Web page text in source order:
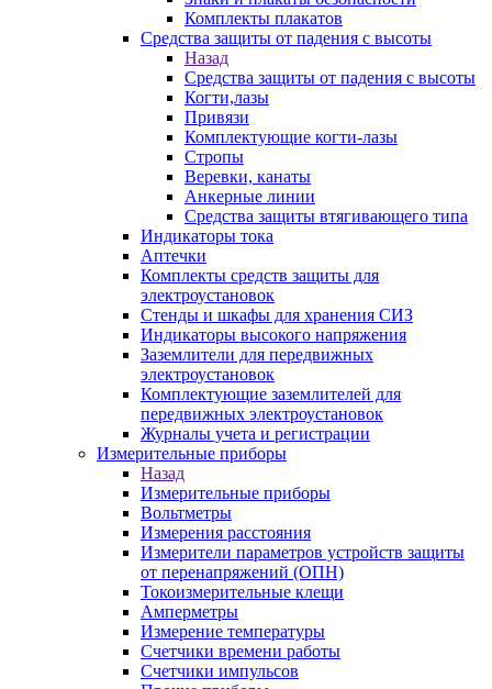
Комплекты плакатов
Средства защиты от падения с высоты
Назад
Средства защиты от падения с высоты
Когти,лазы
Привязи
Комплектующие когти-лазы
Стропы
Веревки, канаты
Анкерные линии
Средства защиты втягивающего типа
Индикаторы тока
Аптечки
Комплекты средств защиты для
электроустановок
Стенды и шкафы для хранения СИЗ
Индикаторы высокого напряжения
Заземлители для передвижных
электроустановок
Комплектующие заземлителей для
передвижных электроустановок
Журналы учета и регистрации
Измерительные приборы
Назад
Измерительные приборы
Вольтметры
Измерения расстояния
Измерители параметров устройств защиты
от перенапряжений (ОПН)
Токоизмерительные клещи
Амперметры
Измерение температуры
Счетчики времени работы
Счетчики импульсов